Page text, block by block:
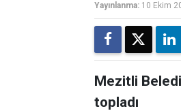
Yayınlanma: 10 Ekim
Mezitli
topladı